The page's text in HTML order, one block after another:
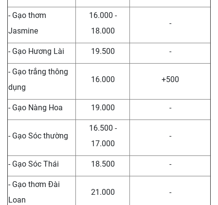
- Gạo thơm
Jasmine
16.000 -
18.000
-
- Gạo Hương Lài 19.500 -
- Gạo trắng thông
dụng
16.000 +500
- Gạo Nàng Hoa 19.000 -
- Gạo Sóc thường
16.500 -
17.000
-
- Gạo Sóc Thái 18.500 -
- Gạo thơm Đài
Loan
21.000 -